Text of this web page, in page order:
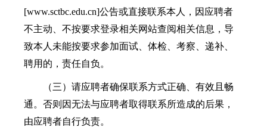
[www.sctbc.edu.cn]公告或直接联系本人，因应聘者
不主动、不按要求登录相关网站查阅相关信息，导
致本人未能按要求参加面试、体检、考察、递补、
聘用的，责任自负。
（三）请应聘者确保联系方式正确、有效且畅
通。否则因无法与应聘者取得联系所造成的后果，
由应聘者自行负责。